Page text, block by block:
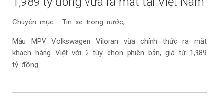
Chuyên mục : Tin xe trong nước,
Mẫu MPV Volkswagen Viloran vừa chính thức ra mắt
khách hàng Việt với 2 tùy chọn phiên bản, giá từ 1,989
tỷ đồng ...